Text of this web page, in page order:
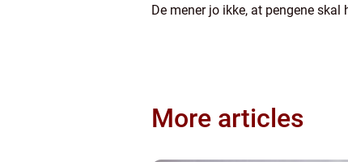
De mener jo ikke, at pengene
More articles